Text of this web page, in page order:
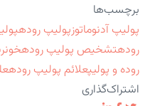
برچسب‌ها
پولیپ آدنوماتوزپولیپ روده
رودهتشخیص پولیپ روده
روده و پولیپعلائم پولیپ روده
اشتراک‌گذاری